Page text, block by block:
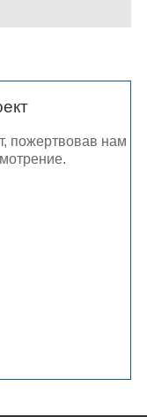
пожертвовав нам